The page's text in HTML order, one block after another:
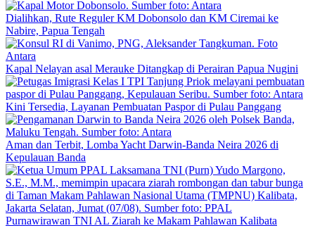
Dialihkan, Rute Reguler KM Dobonsolo dan KM Ciremai ke
Nabire, Papua Tengah
Kapal Nelayan asal Merauke Ditangkap di Perairan Papua Nugini
Kini Tersedia, Layanan Pembuatan Paspor di Pulau Panggang
Aman dan Terbit, Lomba Yacht Darwin-Banda Neira 2026 di
Kepulauan Banda
Purnawirawan TNI AL Ziarah ke Makam Pahlawan Kalibata